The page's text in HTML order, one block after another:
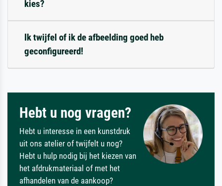
kies?
Ik twijfel of ik de afbeelding goed heb
geconfigureerd!
Hebt u nog vragen?
Hebt u interesse in een kunstdruk
uit ons atelier of twijfelt u nog?
Hebt u hulp nodig bij het kiezen van
het afdrukmateriaal of met het
afhandelen van de aankoop?